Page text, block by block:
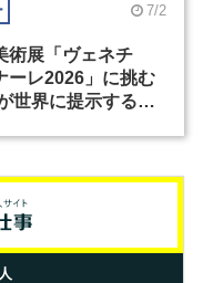
7/2
術展「ヴェネチ
ーレ2026」に挑む
世界に提示する美